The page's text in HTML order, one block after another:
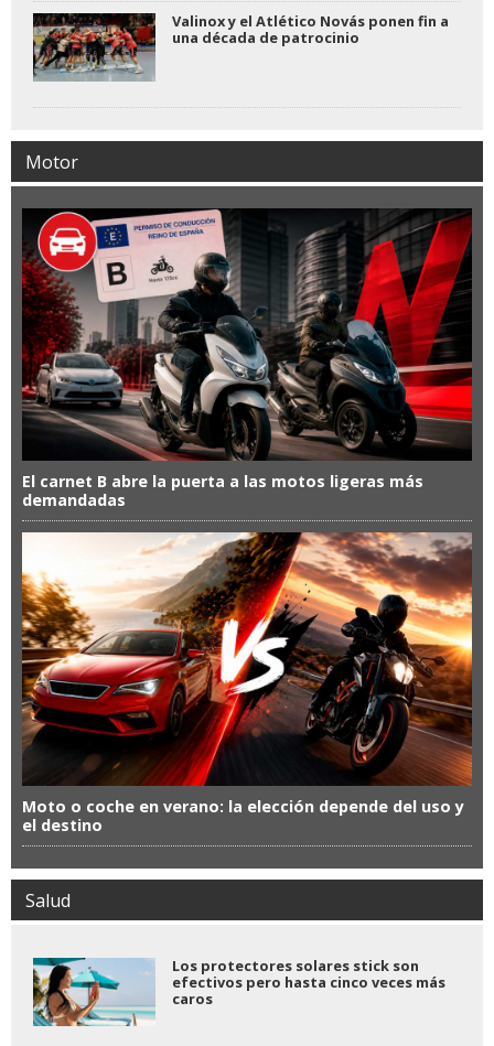
Valinox y el Atlético Novás ponen fin a
una década de patrocinio
Motor
El carnet B abre la puerta a las motos ligeras más
demandadas
Moto o coche en verano: la elección depende del uso y
el destino
Salud
Los protectores solares stick son
efectivos pero hasta cinco veces más
caros